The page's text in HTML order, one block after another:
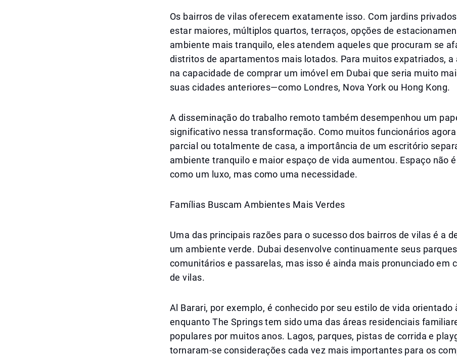
Os bairros de vilas oferecem exatamente isso. Com jardins
estar maiores, múltiplos quartos, terraços, opções de
ambiente mais tranquilo, eles atendem aqueles que procuram se
distritos de apartamentos mais lotados. Para muitos expatriados, a
na capacidade de comprar um imóvel em Dubai que seria muito
suas cidades anteriores—como Londres, Nova York ou Hong Kong.
A disseminação do trabalho remoto também desempenhou um
significativo nessa transformação. Como muitos funcionários
parcial ou totalmente de casa, a importância de um escritório
ambiente tranquilo e maior espaço de vida aumentou. Espaço não
como um luxo, mas como uma necessidade.
Famílias Buscam Ambientes Mais Verdes
Uma das principais razões para o sucesso dos bairros de vilas é a
um ambiente verde. Dubai desenvolve continuamente seus
comunitários e passarelas, mas isso é ainda mais pronunciado em
de vilas.
Al Barari, por exemplo, é conhecido por seu estilo de vida orientado
enquanto The Springs tem sido uma das áreas residenciais
populares por muitos anos. Lagos, parques, pistas de corrida e
tornaram-se considerações cada vez mais importantes para os